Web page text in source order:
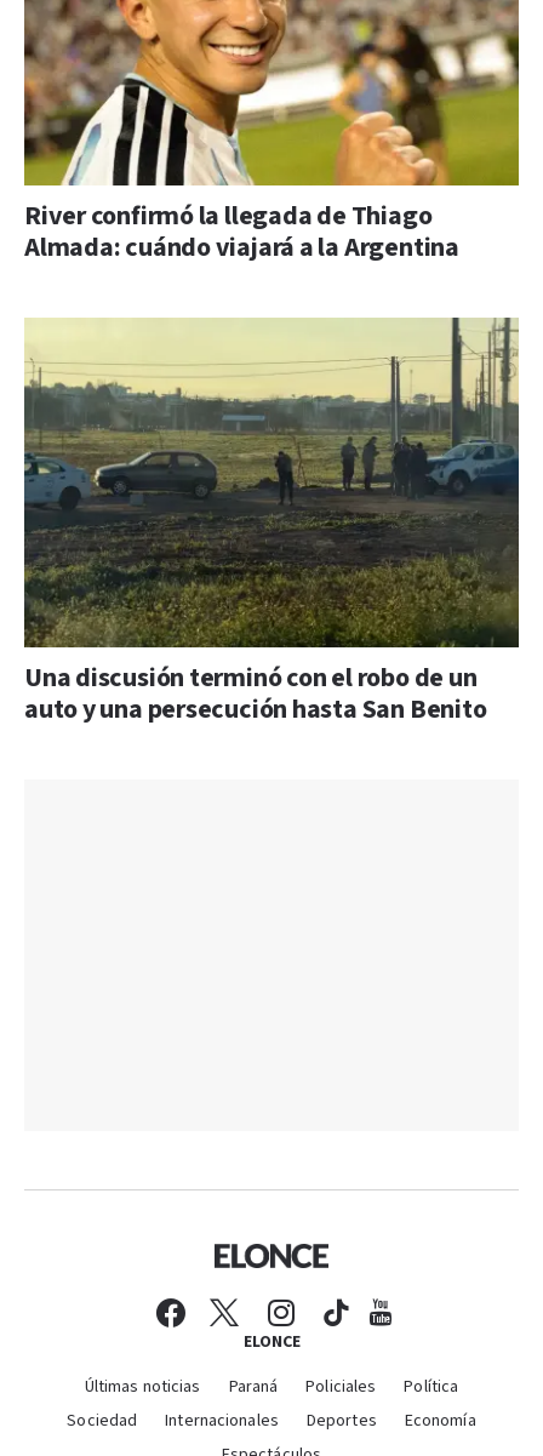
River confirmó la llegada de Thiago
Almada: cuándo viajará a la Argentina
Una discusión terminó con el robo de un
auto y una persecución hasta San Benito
ELONCE
Últimas noticias Paraná Policiales
Política
Sociedad
Internacionales Deportes
Economía